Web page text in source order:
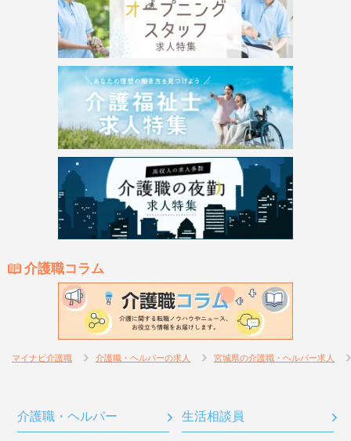
介護職コラム
マイナビ介護職 介護職・ヘルパーの求人 宮城県の介護職・ヘルパー求人
介護職・ヘルパー 生活相談員